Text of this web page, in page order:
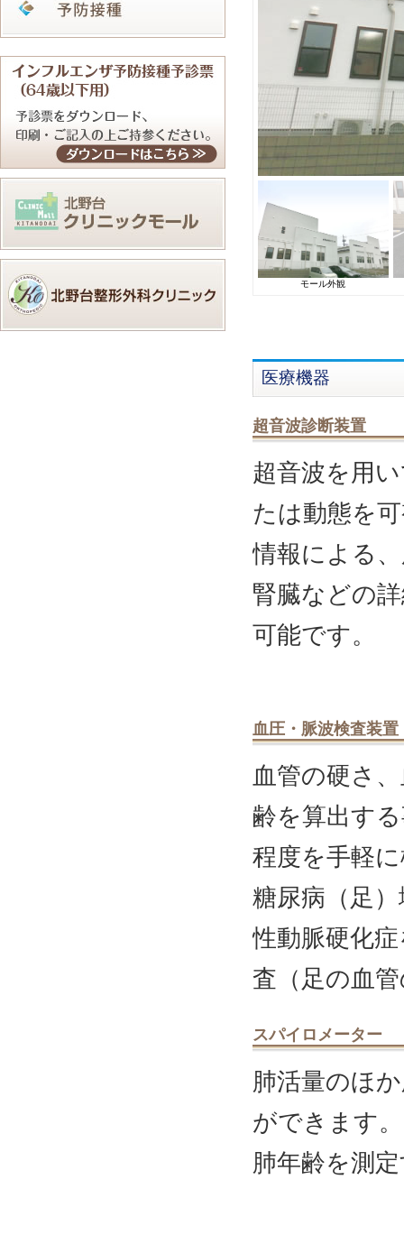
目印の看板 モール外観
医療機器
超音波診断装置
超音波を用
たは動態を
情報による
腎臓などの
可能です。
血圧・脈波検査装置
血管の硬さ
齢を算出す
程度を手軽
糖尿病（足
性動脈硬化
査（足の血
スパイロメーター
肺活量のほ
ができます。
肺年齢を測